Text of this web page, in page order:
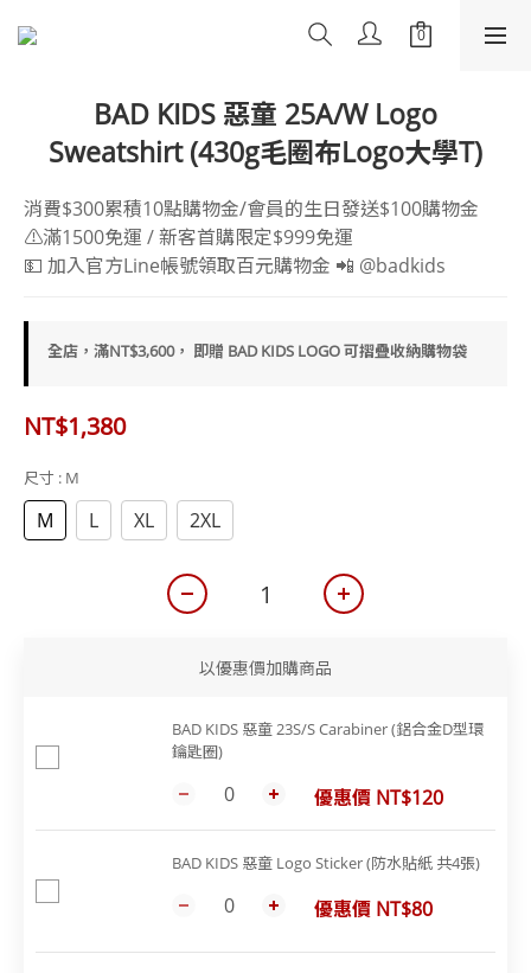
BAD KIDS 惡童 25A/W Logo
Sweatshirt (430g毛圈布Logo大學T)
消費$300累積10點購物金/會員的生日發送$100購物金
⚠️滿1500免運 / 新客首購限定$999免運
💵 加入官方Line帳號領取百元購物金 📲 @badkids
全店，滿NT$3,600， 即贈 BAD KIDS LOGO 可摺疊收納購物袋
NT$1,380
尺寸 : M
M L XL 2XL
以優惠價加購商品
BAD KIDS 惡童 23S/S Carabiner (鋁合金D型環
鑰匙圈)
優惠價 NT$120
BAD KIDS 惡童 Logo Sticker (防水貼紙 共4張)
優惠價 NT$80